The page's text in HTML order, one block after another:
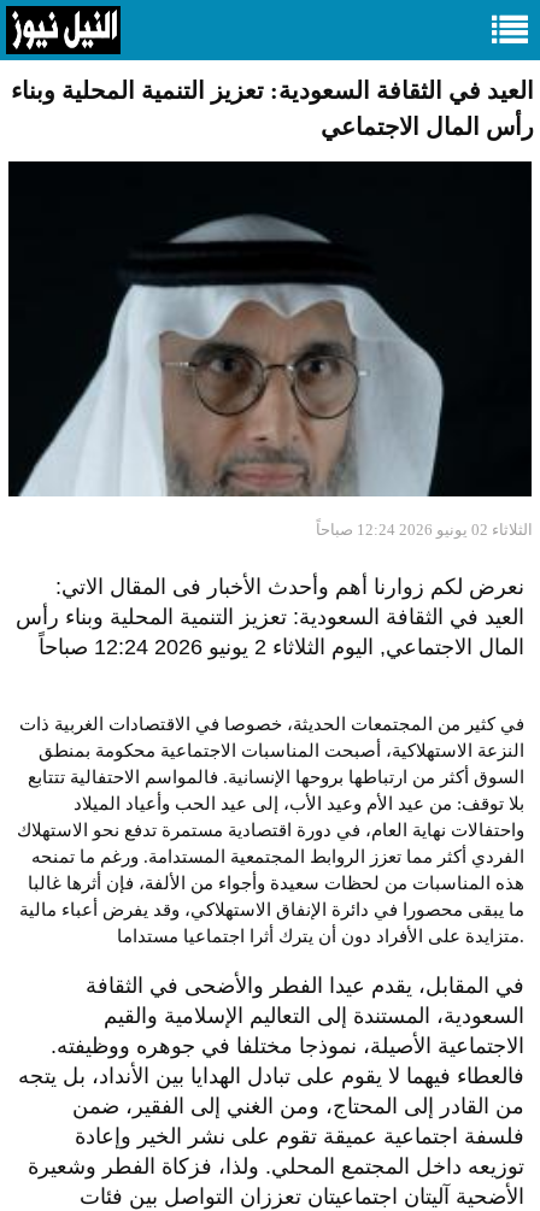
العيد في الثقافة السعودية: تعزيز التنمية المحلية وبناء
رأس المال الاجتماعي
الثلاثاء 02 يونيو 2026 12:24 صباحاً
نعرض لكم زوارنا أهم وأحدث الأخبار فى المقال الاتي:
العيد في الثقافة السعودية: تعزيز التنمية المحلية وبناء رأس
المال الاجتماعي, اليوم الثلاثاء 2 يونيو 2026 12:24 صباحاً
في كثير من المجتمعات الحديثة، خصوصا في الاقتصادات الغربية ذات
النزعة الاستهلاكية، أصبحت المناسبات الاجتماعية محكومة بمنطق
السوق أكثر من ارتباطها بروحها الإنسانية. فالمواسم الاحتفالية تتتابع
بلا توقف: من عيد الأم وعيد الأب، إلى عيد الحب وأعياد الميلاد
واحتفالات نهاية العام، في دورة اقتصادية مستمرة تدفع نحو الاستهلاك
الفردي أكثر مما تعزز الروابط المجتمعية المستدامة. ورغم ما تمنحه
هذه المناسبات من لحظات سعيدة وأجواء من الألفة، فإن أثرها غالبا
ما يبقى محصورا في دائرة الإنفاق الاستهلاكي، وقد يفرض أعباء مالية
متزايدة على الأفراد دون أن يترك أثرا اجتماعيا مستداما.
في المقابل، يقدم عيدا الفطر والأضحى في الثقافة
السعودية، المستندة إلى التعاليم الإسلامية والقيم
الاجتماعية الأصيلة، نموذجا مختلفا في جوهره ووظيفته.
فالعطاء فيهما لا يقوم على تبادل الهدايا بين الأنداد، بل يتجه
من القادر إلى المحتاج، ومن الغني إلى الفقير، ضمن
فلسفة اجتماعية عميقة تقوم على نشر الخير وإعادة
توزيعه داخل المجتمع المحلي. ولذا، فزكاة الفطر وشعيرة
الأضحية آليتان اجتماعيتان تعززان التواصل بين فئات